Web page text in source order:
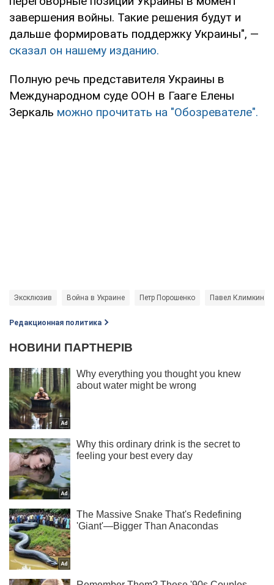
завершения войны. Такие решения будут и
дальше формировать поддержку Украины", —
сказал он нашему изданию.
Полную речь представителя Украины в
Международном суде ООН в Гааге Елены
Зеркаль можно прочитать на "Обозревателе".
Эксклюзив Война в Украине Петр Порошенко Павел Климкин
Редакционная политика